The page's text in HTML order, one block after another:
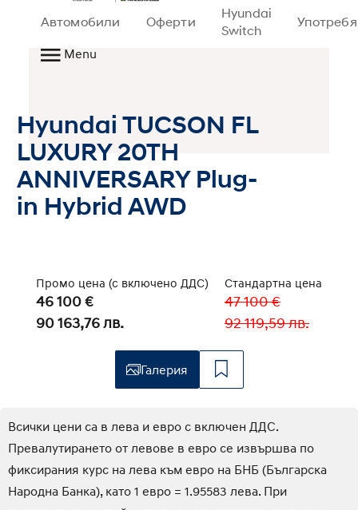
Автомобили Оферти
Hyundai
Switch
Menu
Hyundai TUCSON FL
LUXURY 20TH
ANNIVERSARY Plug-
in Hybrid AWD
Промо цена (с включено ДДС)
46 100 €
90 163,76 лв.
Стандартна цена
47 100 €
92 119,59 лв.
Галерия
Всички цени са в лева и евро с включен ДДС.
Превалутирането от левове в евро се извършва по
фиксирания курс на лева към евро на БНБ (Българска
Народна Банка), като 1 евро = 1.95583 лева. При